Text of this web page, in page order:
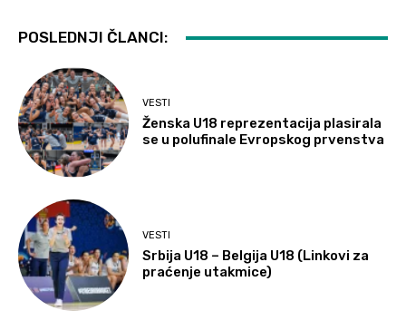
POSLEDNJI ČLANCI:
VESTI
Ženska U18 reprezentacija plasirala
se u polufinale Evropskog prvenstva
VESTI
Srbija U18 – Belgija U18 (Linkovi za
praćenje utakmice)